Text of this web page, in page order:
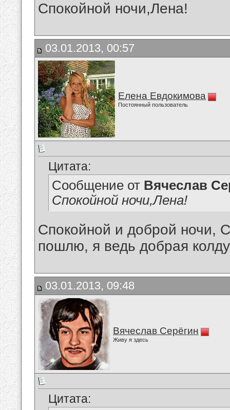
Спокойной ночи,Лена!
03.01.2013, 00:57
Елена Евдокимова
Постоянный пользователь
Цитата:
Сообщение от Вячеслав
Спокойной ночи,Лена!
Спокойной и доброй ночи,
пошлю, я ведь добрая
03.01.2013, 09:48
Вячеслав Серёгин
Живу я здесь
Цитата: